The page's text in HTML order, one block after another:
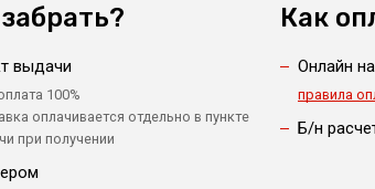
выдачи
100%
оплачивается отдельно в пункте
при получении
Как
Онлайн
правила
Б/н